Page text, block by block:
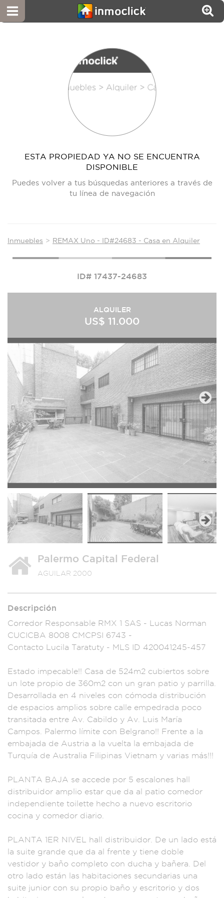
ESTA PROPIEDAD YA NO SE ENCUENTRA
DISPONIBLE
Puedes volver a tus búsquedas anteriores a través de
tu línea de navegación
Inmuebles REMAX Uno - ID#24683 - Casa en Alquiler
ID# 17437-24683
ALQUILER
US$ 11.000
Next
Next
Palermo Capital Federal
AGUILAR 2000
Descripción
Corredor Responsable RMX 1 SAS - Lucas Norman
CUCICBA 8008 CMCPSI 6743 -
Contacto Lucil a Taratuty - MLS ID 420041245-457
Estado impecable!! Casa de 524m2 cubiertos sobre
un l ote propio de 360m2 con un gran patio y parrilla.
Desarrollada en 4 niveles con cómoda distribución
de espacios amplios sobre calle empedrada poco
transitada entre Av . Cabildo y Av. Luis María
Campos. Palermo límite con Belgrano!! Frente a
la
embajada de Austria a la vue lta la embajada de
Turquía de Australia Filipinas Vietnam y varias más!!!
PL ANTA BAJA se accede por 5 escalones hall
distribuidor amplio estar que da al patio comedor
independiente toilette hecho a nuevo escritorio
cocina y comedor diario.
PLANTA 1ER NIVEL hall distribuidor. De un lado está
la suite grande que da al frente y tiene doble
vestidor y baño completo con ducha y bañera. Del
otro lado están las habitaciones secundarias una
suite junior con su propio baño y escritorio y dos